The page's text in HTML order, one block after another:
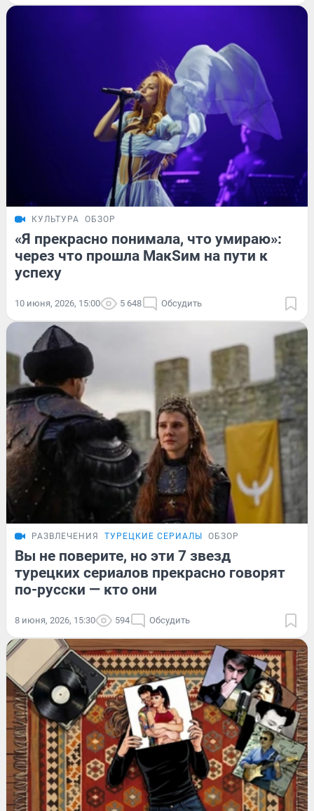
КУЛЬТУРА ОБЗОР
«Я прекрасно понимала, что умираю»:
через что прошла МакSим на пути к
успеху
10 июня, 2026, 15:00 5 648 Обсудить
РАЗВЛЕЧЕНИЯ ТУРЕЦКИЕ СЕРИАЛЫ ОБЗОР
Вы не поверите, но эти 7 звезд
турецких сериалов прекрасно говорят
по-русски — кто они
8 июня, 2026, 15:30 594 Обсудить